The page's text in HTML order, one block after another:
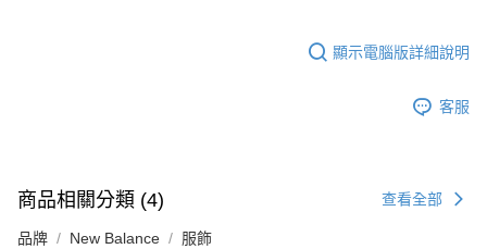
顯示電腦版詳細說明
客服
商品相關分類 (4) 查看全部
品牌 New Balance 服飾